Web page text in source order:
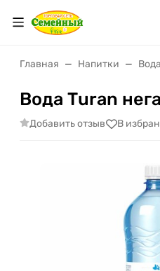
Главная Напитки Вода
Вода Тuran
Добавить отзыв В